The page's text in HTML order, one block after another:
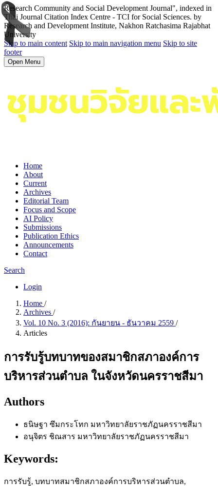
Research Community and Social Development Journal", indexed in
Thai Journal Citation Index Centre - TCI for Social Sciences. by
Research and Development Institute, Nakhon Ratchasima Rajabhat
University
Skip to main content Skip to main navigation menu Skip to site
footer
Open Menu
Home
About
Current
Archives
Editorial Team
Focus and Scope
AI Policy
Submissions
Publication Ethics
Announcements
Contact
Search
Login
Home /
Archives /
Vol. 10 No. 3 (2016): กันยายน - ธันวาคม 2559 /
Articles
การรับรู้บทบาทของสมาชิกสภาองค์การ
บริหารส่วนตำบล ในจังหวัดนครราชสีมา
Authors
ธนิษฐา ซึมกระโทก มหาวิทยาลัยราชภัฏนครราชสีมา
อนุจิตร ชิณสาร มหาวิทยาลัยราชภัฏนครราชสีมา
Keywords:
การรับรู้, บทบาทสมาชิกสภาองค์การบริหารส่วนตำบล,